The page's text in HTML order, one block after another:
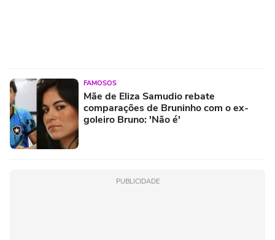
FAMOSOS
Mãe de Eliza Samudio rebate
comparações de Bruninho com o ex-
goleiro Bruno: 'Não é'
PUBLICIDADE